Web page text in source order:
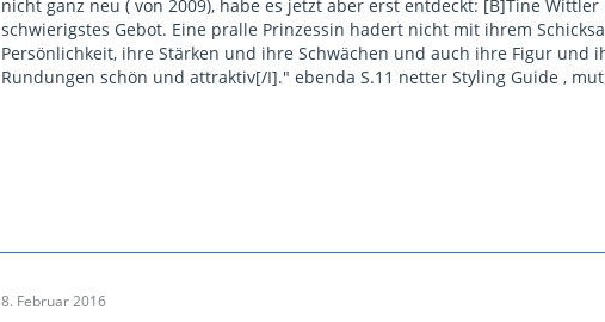
nicht ganz neu ( von 2009), habe es jetzt aber erst entdeckt: [B]Tine
schwierigstes Gebot. Eine pralle Prinzessin hadert nicht mit ihrem
Persönlichkeit, ihre Stärken und ihre Schwächen und auch ihre Figur
Rundungen schön und attraktiv[/I]." ebenda S.11 netter Styling Guide ,
8. Februar 2016